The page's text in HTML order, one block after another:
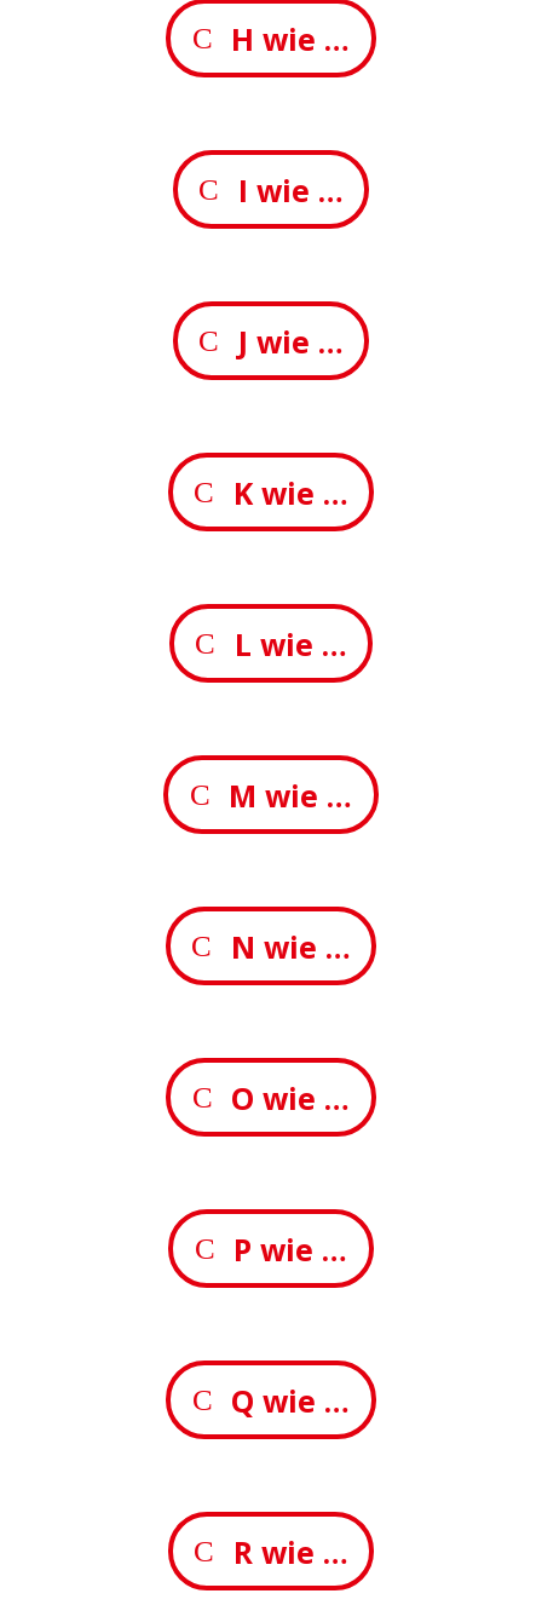
H wie …
I wie …
J wie …
K wie …
L wie …
M wie …
N wie …
O wie …
P wie …
Q wie …
R wie …